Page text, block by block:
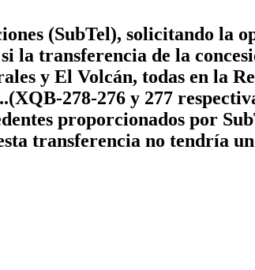
(SubTel), solicitando la
la transferencia de la
y El Volcán, todas en la
278-276 y 277
proporcionados por
transferencia no tendría